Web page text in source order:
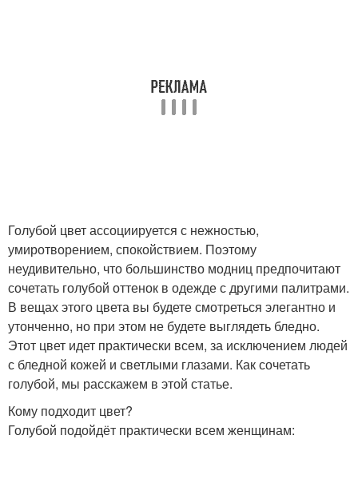
Голубой цвет ассоциируется с нежностью,
умиротворением, спокойствием. Поэтому
неудивительно, что большинство модниц предпочитают
сочетать голубой оттенок в одежде с другими палитрами.
В вещах этого цвета вы будете смотреться элегантно и
утонченно, но при этом не будете выглядеть бледно.
Этот цвет идет практически всем, за исключением людей
с бледной кожей и светлыми глазами. Как сочетать
голубой, мы расскажем в этой статье.
Кому подходит цвет?
Голубой подойдёт практически всем женщинам: